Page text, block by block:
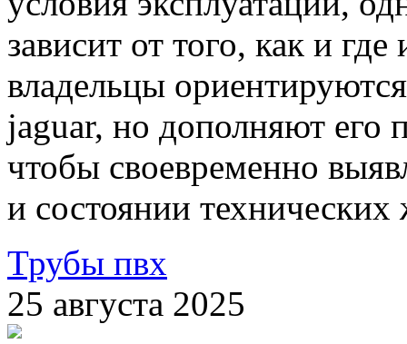
зависит от того, как и
владельцы
jaguar, но дополняют
чтобы своевременно
и состоянии
Трубы пвх
25 августа 2025